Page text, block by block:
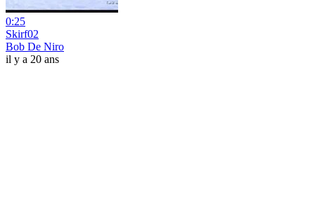
0:25
Skirf02
Bob De Niro
il y a 20 ans